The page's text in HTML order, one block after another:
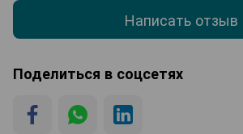
Написать отзыв
Поделиться в соцсетях